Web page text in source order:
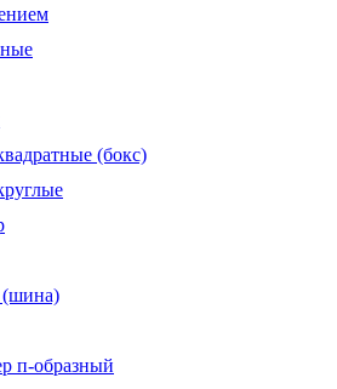
(бокс)
(шина)
п-образный